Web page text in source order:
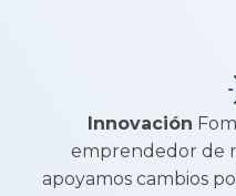
Innovación
emprendedor de
apoyamos cambios